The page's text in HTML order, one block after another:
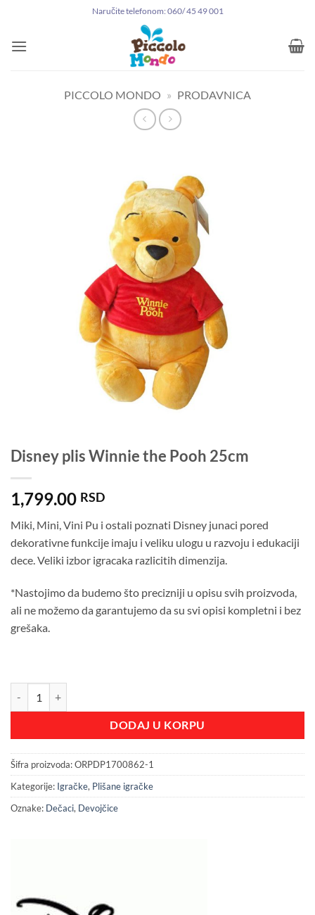
sadržaj
Naručite telefonom: 060/ 45 49 001
PICCOLO MONDO » PRODAVNICA
Disney plis Winnie the Pooh 25cm
1,799.00 RSD
Miki, Mini, Vini Pu i ostali poznati Disney junaci pored
dekorativne funkcije imaju i veliku ulogu u razvoju i edukaciji
dece. Veliki izbor igracaka razlicitih dimenzija.
*Nastojimo da budemo što precizniji u opisu svih proizvoda,
ali ne možemo da garantujemo da su svi opisi kompletni i bez
grešaka.
DODAJ U KORPU
Šifra proizvoda:ORPDP1700862-1
Kategorije: Igračke, Plišane igračke
Oznake: Dečaci, Devojčice